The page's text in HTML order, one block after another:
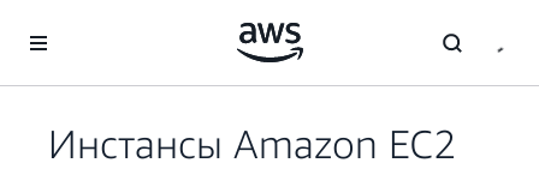
Перейти к главному контенту
Инстансы Amazon EC2